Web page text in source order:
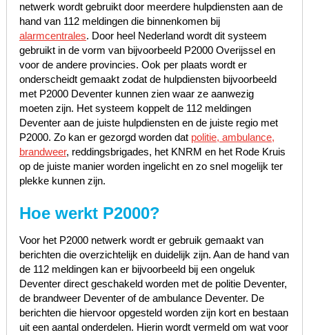
netwerk wordt gebruikt door meerdere hulpdiensten aan de
hand van 112 meldingen die binnenkomen bij
alarmcentrales. Door heel Nederland wordt dit systeem
gebruikt in de vorm van bijvoorbeeld P2000 Overijssel en
voor de andere provincies. Ook per plaats wordt er
onderscheidt gemaakt zodat de hulpdiensten bijvoorbeeld
met P2000 Deventer kunnen zien waar ze aanwezig
moeten zijn. Het systeem koppelt de 112 meldingen
Deventer aan de juiste hulpdiensten en de juiste regio met
P2000. Zo kan er gezorgd worden dat politie, ambulance,
brandweer, reddingsbrigades, het KNRM en het Rode Kruis
op de juiste manier worden ingelicht en zo snel mogelijk ter
plekke kunnen zijn.
Hoe werkt P2000?
Voor het P2000 netwerk wordt er gebruik gemaakt van
berichten die overzichtelijk en duidelijk zijn. Aan de hand van
de 112 meldingen kan er bijvoorbeeld bij een ongeluk
Deventer direct geschakeld worden met de politie Deventer,
de brandweer Deventer of de ambulance Deventer. De
berichten die hiervoor opgesteld worden zijn kort en bestaan
uit een aantal onderdelen. Hierin wordt vermeld om wat voor